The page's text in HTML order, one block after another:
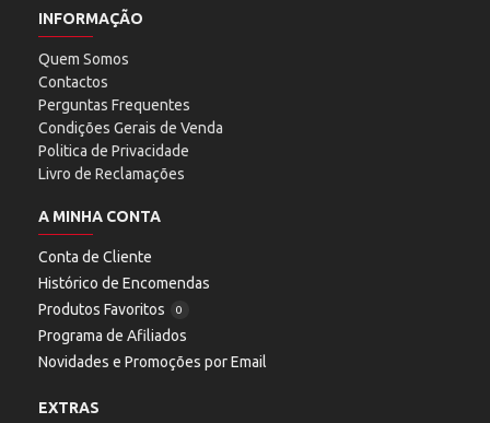
INFORMAÇÃO
Quem Somos
Contactos
Perguntas Frequentes
Condições Gerais de Venda
Politica de Privacidade
Livro de Reclamações
A MINHA CONTA
Conta de Cliente
Histórico de Encomendas
Produtos Favoritos
0
Programa de Afiliados
Novidades e Promoções por Email
EXTRAS